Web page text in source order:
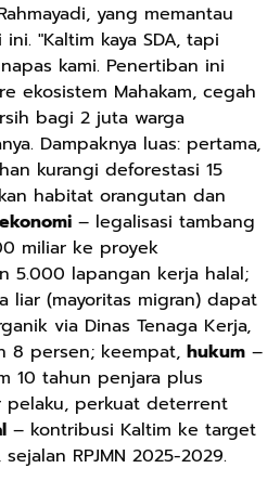
yang memantau
"Kaltim kaya SDA, tapi
kami. Penertiban ini
ekosistem Mahakam, cegah
bagi 2 juta warga
Dampaknya luas: pertama,
kurangi deforestasi 15
habitat orangutan dan
ekonomi – legalisasi tambang
miliar ke proyek
5.000 lapangan kerja halal;
liar (mayoritas migran) dapat
via Dinas Tenaga Kerja,
8 persen; keempat, hukum –
10 tahun penjara plus
pelaku, perkuat deterrent
– kontribusi Kaltim ke target
RPJMN 2025-2029.